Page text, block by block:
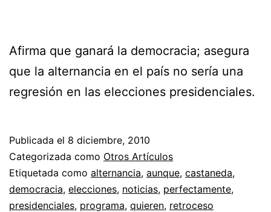
Afirma que ganará la democracia; asegura
que la alternancia en el país no sería una
regresión en las elecciones presidenciales.
Publicada el 8 diciembre, 2010
Categorizada como Otros Artículos
Etiquetada como alternancia, aunque, castaneda,
democracia, elecciones, noticias, perfectamente,
presidenciales, programa, quieren, retroceso